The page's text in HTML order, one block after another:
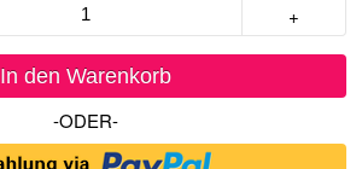
+
In den Warenkorb
-ODER-